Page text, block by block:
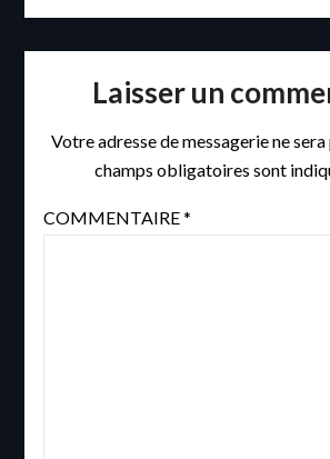
Laisser un
Votre adresse de messagerie ne
champs obligatoires sont
COMMENTAIRE*